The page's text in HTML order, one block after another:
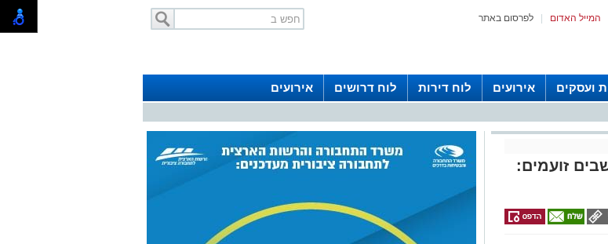
לפרסום באתר המייל האדום
ועסקים אירועים לוח דירות לוח דרושים אירועים
זועמים: